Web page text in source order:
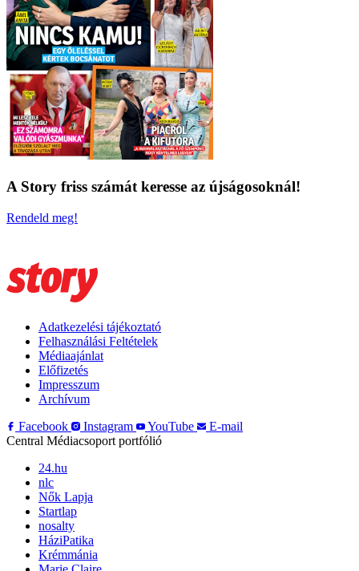
A Story friss számát keresse az újságosoknál!
Rendeld meg!
Adatkezelési tájékoztató
Felhasználási Feltételek
Médiaajánlat
Előfizetés
Impresszum
Archívum
Facebook
Instagram YouTube
E-mail
Central Médiacsoport portfólió
24.hu
nlc
Nők Lapja
Startlap
nosalty
HáziPatika
Krémmánia